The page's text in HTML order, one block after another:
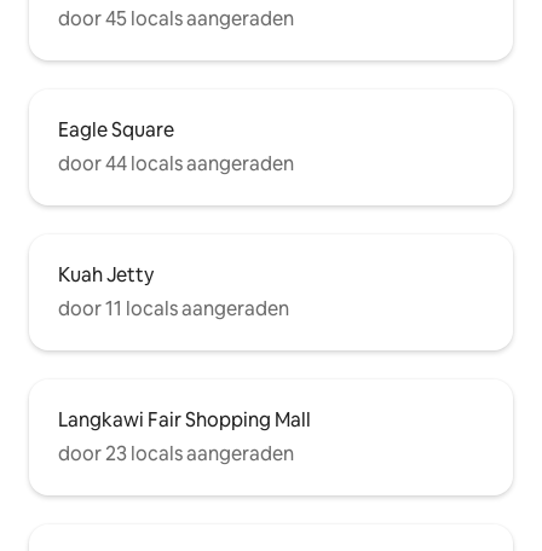
door 45 locals aangeraden
Eagle Square
door 44 locals aangeraden
Kuah Jetty
door 11 locals aangeraden
Langkawi Fair Shopping Mall
door 23 locals aangeraden